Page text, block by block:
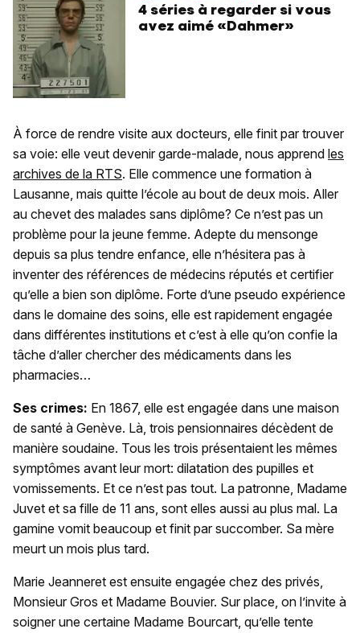
4 séries à regarder si vous
avez aimé «Dahmer»
À force de rendre visite aux docteurs, elle finit par trouver
sa voie: elle veut devenir garde-malade, nous apprend les
archives de la RTS. Elle commence une formation à
Lausanne, mais quitte l’école au bout de deux mois. Aller
au chevet des malades sans diplôme? Ce n’est pas un
problème pour la jeune femme. Adepte du mensonge
depuis sa plus tendre enfance, elle n’hésitera pas à
inventer des références de médecins réputés et certifier
qu’elle a bien son diplôme. Forte d’une pseudo expérience
dans le domaine des soins, elle est rapidement engagée
dans différentes institutions et c’est à elle qu’on confie la
tâche d’aller chercher des médicaments dans les
pharmacies…
Ses crimes: En 1867, elle est engagée dans une maison
de santé à Genève. Là, trois pensionnaires décèdent de
manière soudaine. Tous les trois présentaient les mêmes
symptômes avant leur mort: dilatation des pupilles et
vomissements. Et ce n’est pas tout. La patronne, Madame
Juvet et sa fille de 11 ans, sont elles aussi au plus mal. La
gamine vomit beaucoup et finit par succomber. Sa mère
meurt un mois plus tard.
Marie Jeanneret est ensuite engagée chez des privés,
Monsieur Gros et Madame Bouvier. Sur place, on l’invite à
soigner une certaine Madame Bourcart, qu’elle tente